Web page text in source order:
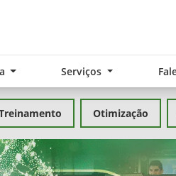
Serviços
Otimização